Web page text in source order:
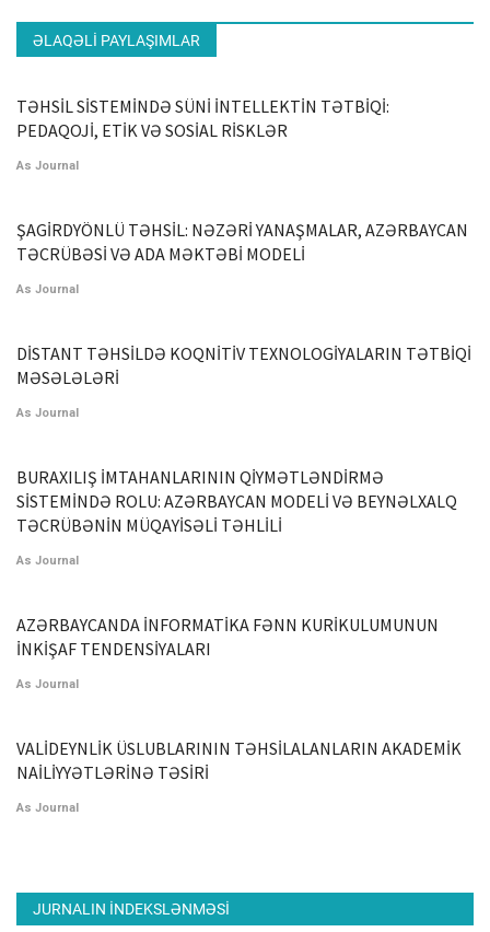
ƏLAQƏLI PAYLAŞIMLAR
TƏHSİL SİSTEMİNDƏ SÜNİ İNTELLEKTİN TƏTBİQİ:
PEDAQOJİ, ETİK VƏ SOSİAL RİSKLƏR
As Journal
ŞAGİRDYÖNLÜ TƏHSİL: NƏZƏRİ YANAŞMALAR, AZƏRBAYCAN
TƏCRÜBƏSİ VƏ ADA MƏKTƏBİ MODELİ
As Journal
DİSTANT TƏHSİLDƏ KOQNİTİV TEXNOLOGİYALARIN TƏTBİQİ
MƏSƏLƏLƏRİ
As Journal
BURAXILIŞ İMTAHANLARININ QİYMƏTLƏNDİRMƏ
SİSTEMİNDƏ ROLU: AZƏRBAYCAN MODELİ VƏ BEYNƏLXALQ
TƏCRÜBƏNİN MÜQAYİSƏLİ TƏHLİLİ
As Journal
AZƏRBAYCANDA İNFORMATİKA FƏNN KURİKULUMUNUN
İNKİŞAF TENDENSİYALARI
As Journal
VALİDEYNLİK ÜSLUBLARININ TƏHSİLALANLARIN AKADEMİK
NAİLİYYƏTLƏRİNƏ TƏSİRİ
As Journal
JURNALIN INDEKSLƏNMƏSI